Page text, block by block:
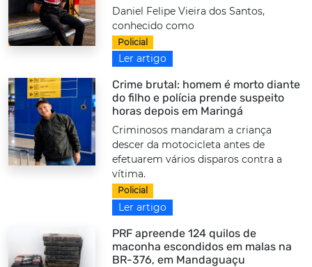
Daniel Felipe Vieira dos Santos,
conhecido como
Policial
Ler artigo
Crime brutal: homem é morto diante
do filho e polícia prende suspeito
horas depois em Maringá
Criminosos mandaram a criança
descer da motocicleta antes de
efetuarem vários disparos contra a
vítima.
Policial
Ler artigo
PRF apreende 124 quilos de
maconha escondidos em malas na
BR-376, em Mandaguaçu